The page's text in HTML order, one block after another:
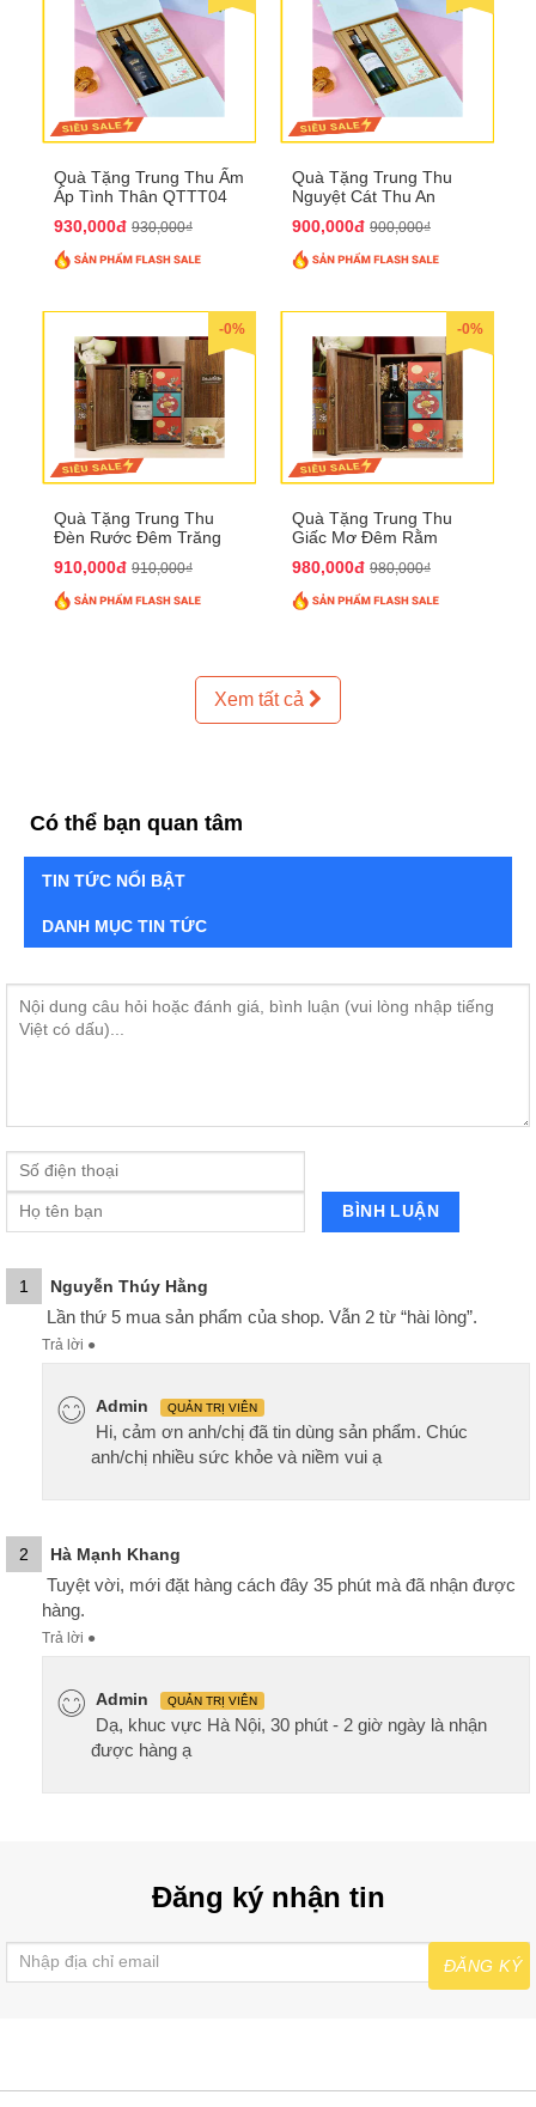
Quà Tặng Trung Thu Ấm
Áp Tình Thân QTTT04
930,000đ 930,000₫
Quà Tặng Trung Thu
Nguyệt Cát Thu An
900,000đ 900,000₫
-0%
Quà Tặng Trung Thu
Đèn Rước Đêm Trăng
910,000đ 910,000₫
-0%
Quà Tặng Trung Thu
Giấc Mơ Đêm Rằm
980,000đ 980,000₫
Xem tất cả
Có thể bạn quan tâm
TIN TỨC NỔI BẬT
DANH MỤC TIN TỨC
1 Nguyễn Thúy Hằng
Lần thứ 5 mua sản phẩm của shop. Vẫn 2 từ “hài lòng”.
Trả lời ●
Admin QUẢN TRỊ VIÊN
Hi, cảm ơn anh/chị đã tin dùng sản phẩm. Chúc
anh/chị nhiều sức khỏe và niềm vui ạ
2 Hà Mạnh Khang
Tuyệt vời, mới đặt hàng cách đây 35 phút mà đã nhận được
hàng.
Trả lời ●
Admin QUẢN TRỊ VIÊN
Dạ, khuc vực Hà Nội, 30 phút - 2 giờ ngày là nhận
được hàng ạ
Đăng ký nhận tin
ĐĂNG KÝ